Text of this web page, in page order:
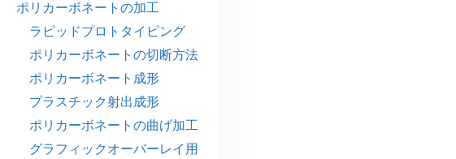
ポリカーボネートの加工
ラピッドプロトタイピング
ポリカーボネートの切断方法
ポリカーボネート成形
プラスチック射出成形
ポリカーボネートの曲げ加工
グラフィックオーバーレイ用